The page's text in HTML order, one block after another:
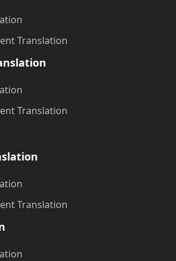
Translation
Translation
Translation